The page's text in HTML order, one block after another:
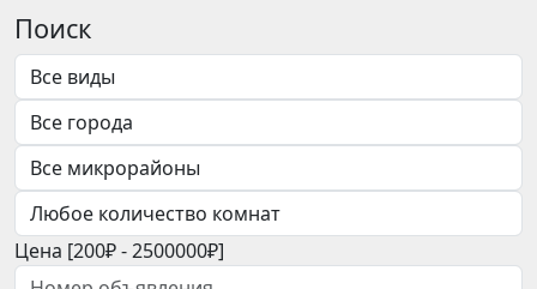
Поиск
Цена [200₽-2500000₽]